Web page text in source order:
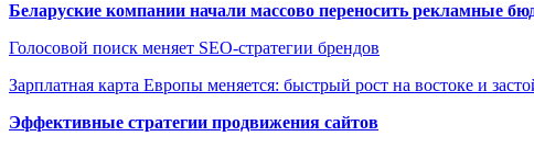
Беларуские компании начали массово переносить рекламные
Голосовой поиск меняет SEO-стратегии брендов
Зарплатная карта Европы меняется: быстрый рост на востоке и
Эффективные стратегии продвижения сайтов